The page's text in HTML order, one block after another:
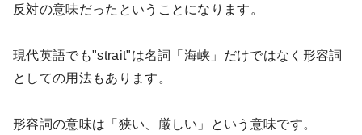
反対の意味だったということになります。
現代英語でも"strait"は名詞「海峡」だけではなく形容詞
としての用法もあります。
形容詞の意味は「狭い、厳しい」という意味です。